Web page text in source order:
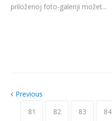
priloženoj foto-galeriji možet...
Previous
81
82 83 84